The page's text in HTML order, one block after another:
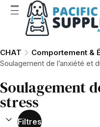
CHAT
Comportement &
Soulagement de l’anxiété et
Soulagement
stress
TRIER PAR :
Filtres